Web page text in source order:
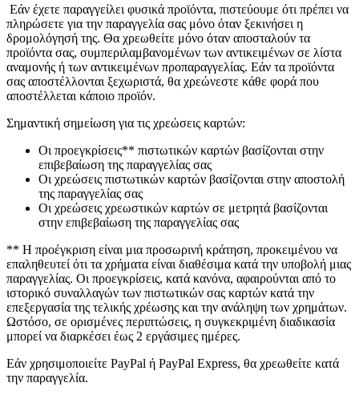
Εάν έχετε παραγγείλει φυσικά προϊόντα, πιστεύουμε ότι πρέπει να
πληρώσετε για την παραγγελία σας μόνο όταν ξεκινήσει η
δρομολόγησή της. Θα χρεωθείτε μόνο όταν αποσταλούν τα
προϊόντα σας, συμπεριλαμβανομένων των αντικειμένων σε λίστα
αναμονής ή των αντικειμένων προπαραγγελίας. Εάν τα προϊόντα
σας αποστέλλονται ξεχωριστά, θα χρεώνεστε κάθε φορά που
αποστέλλεται κάποιο προϊόν.
Σημαντική σημείωση για τις χρεώσεις καρτών:
Οι προεγκρίσεις** πιστωτικών καρτών βασίζονται στην
επιβεβαίωση της παραγγελίας σας
Οι χρεώσεις πιστωτικών καρτών βασίζονται στην αποστολή
της παραγγελίας σας
Οι χρεώσεις χρεωστικών καρτών σε μετρητά βασίζονται
στην επιβεβαίωση της παραγγελίας σας
** Η προέγκριση είναι μια προσωρινή κράτηση, προκειμένου να
επαληθευτεί ότι τα χρήματα είναι διαθέσιμα κατά την υποβολή μιας
παραγγελίας. Οι προεγκρίσεις, κατά κανόνα, αφαιρούνται από το
ιστορικό συναλλαγών των πιστωτικών σας καρτών κατά την
επεξεργασία της τελικής χρέωσης και την ανάληψη των χρημάτων.
Ωστόσο, σε ορισμένες περιπτώσεις, η συγκεκριμένη διαδικασία
μπορεί να διαρκέσει έως 2 εργάσιμες ημέρες.
Εάν χρησιμοποιείτε PayPal ή PayPal Express, θα χρεωθείτε κατά
την παραγγελία.